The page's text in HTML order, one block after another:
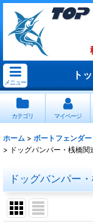
メニュー
ト
カテゴリ マイページ
ホーム > ボートフェンダ
> ドッグバンパー・桟橋関
ドッグバンパー